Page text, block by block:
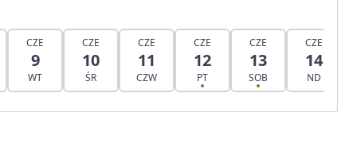
CZE
9
WT
CZE
10
ŚR
CZE
11
CZW
CZE
12
PT
CZE
13
SOB
CZE
14
ND